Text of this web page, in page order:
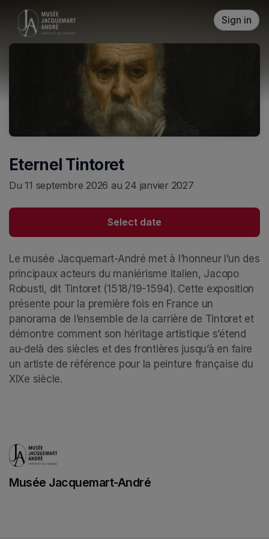
Skip header
Sign in
Eternel Tintoret
Du 11 septembre 2026 au 24 janvier 2027
Select date
Le musée Jacquemart-André met à l’honneur l’un des
principaux acteurs du maniérisme italien, Jacopo
Robusti, dit Tintoret (1518/19-1594). Cette exposition
présente pour la première fois en France un
panorama de l’ensemble de la carrière de Tintoret et
démontre comment son héritage artistique s’étend
au-delà des siècles et des frontières jusqu’à en faire
un artiste de référence pour la peinture française du
XIXe siècle.
Musée Jacquemart-André